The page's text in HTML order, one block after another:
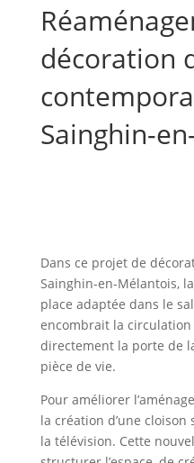
décoration
Sainghin-
Dans ce projet de
Sainghin-en-Mélantois,
place adaptée dans le
encombrait la
directement la porte de
pièce de vie.
Pour améliorer
la création d’une
la télévision. Cette